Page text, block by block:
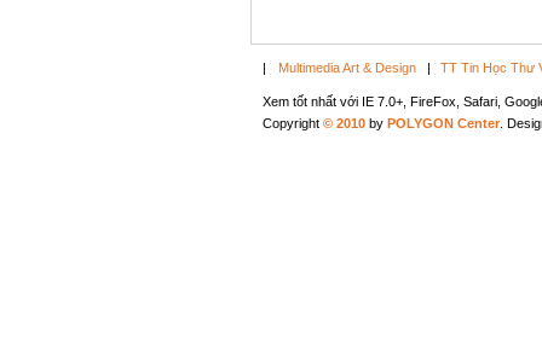
Multimedia Art & Design TT Tin Học Thư
Xem tốt nhất với IE 7.0+, FireFox, Safari,
Copyright © 2010 by POLYGON Center .